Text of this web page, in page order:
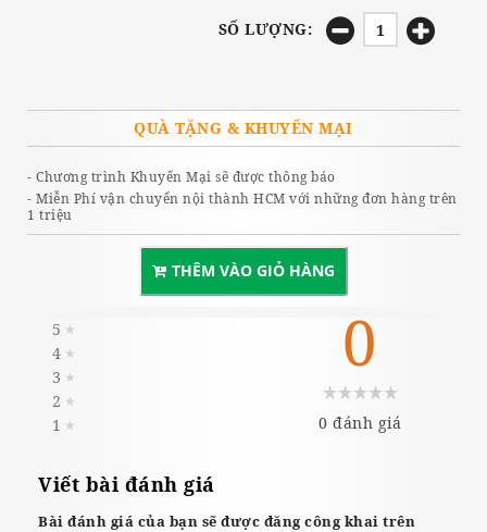
SỐ LƯỢNG:
QUÀ TẶNG & KHUYẾN MẠI
- Chương trình Khuyến Mại sẽ được thông báo
- Miễn Phí vận chuyển nội thành HCM với những đơn hàng trên
1 triệu
THÊM VÀO GIỎ HÀNG
5 ★
4 ★
3 ★
2 ★
1 ★
0
0 đánh giá
Viết bài đánh giá
Bài đánh giá của bạn sẽ được đăng công khai trên